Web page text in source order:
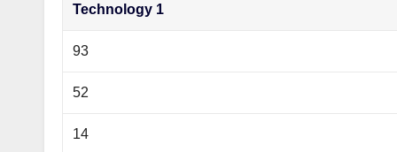
Technology 1
93
52
14